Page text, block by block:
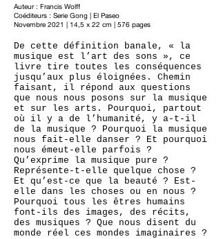
Auteur : Francis Wolff
Coéditeurs : Serie Gong
El Paseo
Novembre 2021 | 14,5 x 22 cm | 576 pages
De cette définition banale, « la
musique est l’art des sons », ce
livre tire toutes les conséquences
jusqu’aux plus éloignées. Chemin
faisant, il répond aux questions
que nous nous posons sur la musique
et sur les arts. Pourquoi, partout
où il y a de l’humanité, y a-t-il
de la musique ? Pourquoi la musique
nous fait-elle danser ? Et pourquoi
nous émeut-elle parfois ?
Qu’exprime la musique pure ?
Représente-t-elle quelque chose ?
Et qu’est-ce que la beauté ? Est-
elle dans les choses ou en nous ?
Pourquoi tous les êtres humains
font-ils des images, des récits,
des musiques ? Que nous disent du
monde réel ces mondes imaginaires ?